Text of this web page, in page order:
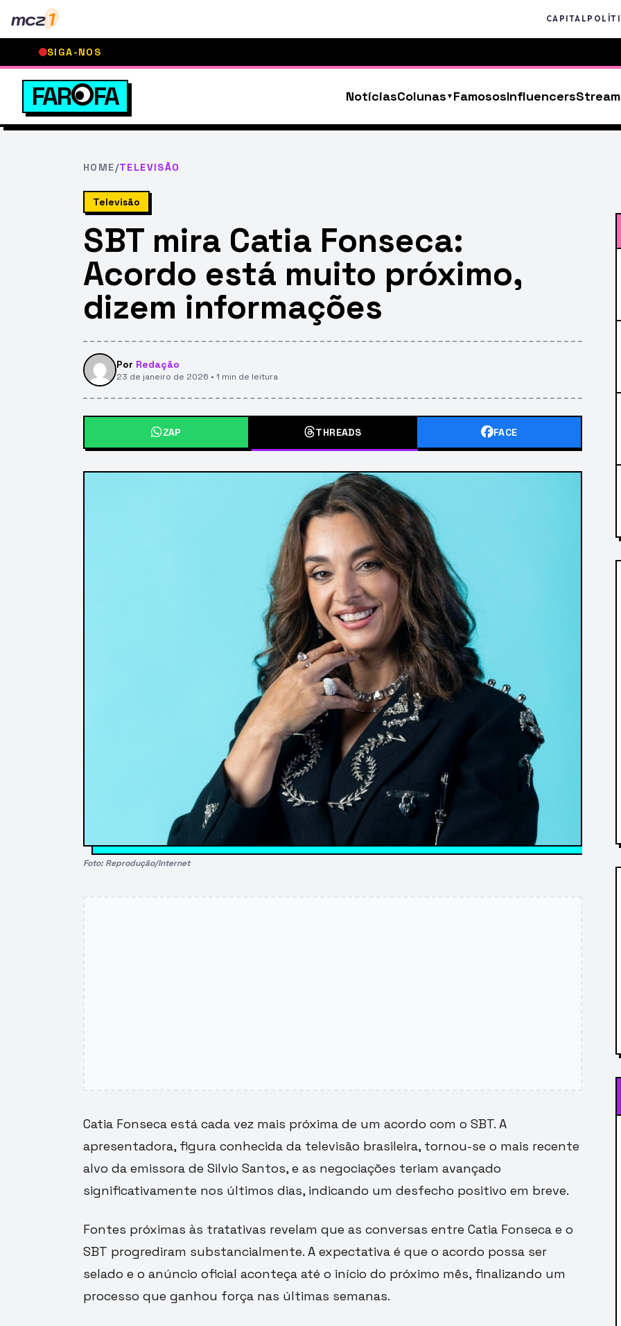
mcz1 CAPITAL
SIGA-NOS
FAR FA NotíciasColunas FamososInfluencers
HOME/TELEVISÃO
Televisão
SBT mira Catia Fonseca:
Acordo está muito próximo,
dizem informações
Por Redação
23 de janeiro de 2026 • 1 min de leitura
ZAP THREADS FACE
Foto: Reprodução/Internet
Catia Fonseca está cada vez mais próxima de um acordo com o SBT. A
apresentadora, figura conhecida da televisão brasileira, tornou-se o mais recente
alvo da emissora de Silvio Santos, e as negociações teriam avançado
significativamente nos últimos dias, indicando um desfecho positivo em breve.
Fontes próximas às tratativas revelam que as conversas entre Catia Fonseca e o
SBT progrediram substancialmente. A expectativa é que o acordo possa ser
selado e o anúncio oficial aconteça até o início do próximo mês, finalizando um
processo que ganhou força nas últimas semanas.